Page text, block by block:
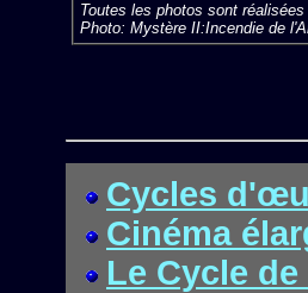
Toutes les photos sont
Photo: Mystère II:Incendie de
Cycles
Cinéma
Le Cycle